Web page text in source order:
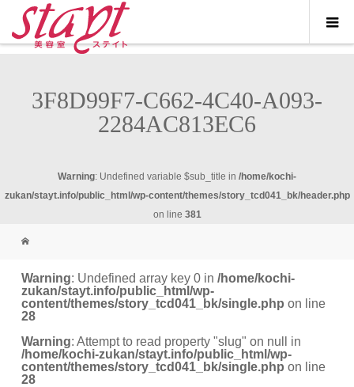
3F8D99F7-C662-4C40-A093-
2284AC813EC6
Warning: Undefined variable $sub_title in /home/kochi-
zukan/stayt.info/public_html/wp-content/themes/story_tcd041_bk/header.php
on line 381
Warning: Undefined array key 0 in/home/kochi-
zukan/stayt.info/public_html/wp-
content/themes/story_tcd041_bk/single.php on line
28
Warning: Attempt to read property "slug" on null in
/home/kochi-zukan/stayt.info/public_html/wp-
content/themes/story_tcd041_bk/single.php on line
28